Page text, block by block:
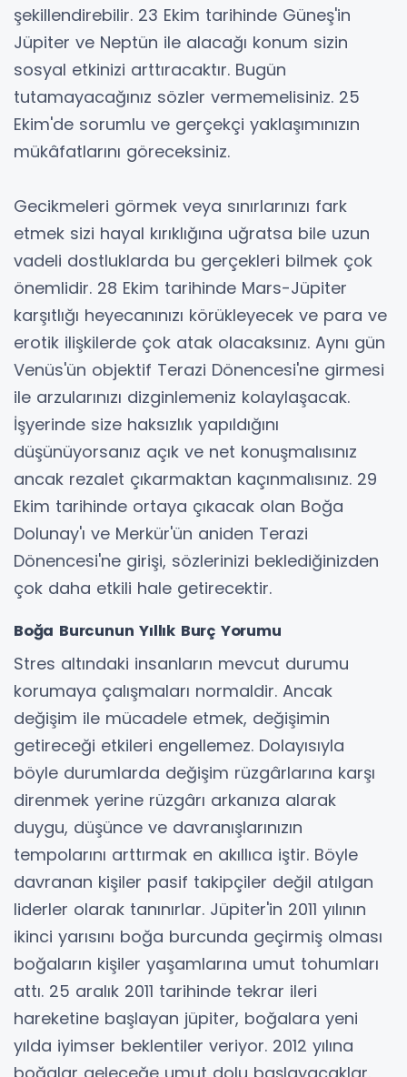
şekillendirebilir. 23 Ekim tarihinde Güneş'in
Jüpiter ve Neptün ile alacağı konum sizin
sosyal etkinizi arttıracaktır. Bugün
tutamayacağınız sözler vermemelisiniz. 25
Ekim'de sorumlu ve gerçekçi yaklaşımınızın
mükâfatlarını göreceksiniz.
Gecikmeleri görmek veya sınırlarınızı fark
etmek sizi hayal kırıklığına uğratsa bile uzun
vadeli dostluklarda bu gerçekleri bilmek çok
önemlidir. 28 Ekim tarihinde Mars-Jüpiter
karşıtlığı heyecanınızı körükleyecek ve para ve
erotik ilişkilerde çok atak olacaksınız. Aynı gün
Venüs'ün objektif Terazi Dönencesi'ne girmesi
ile arzularınızı dizginlemeniz kolaylaşacak.
İşyerinde size haksızlık yapıldığını
düşünüyorsanız açık ve net konuşmalısınız
ancak rezalet çıkarmaktan kaçınmalısınız. 29
Ekim tarihinde ortaya çıkacak olan Boğa
Dolunay'ı ve Merkür'ün aniden Terazi
Dönencesi'ne girişi, sözlerinizi beklediğinizden
çok daha etkili hale getirecektir.
Boğa Burcunun Yıllık Burç Yorumu
Stres altındaki insanların mevcut durumu
korumaya çalışmaları normaldir. Ancak
değişim ile mücadele etmek, değişimin
getireceği etkileri engellemez. Dolayısıyla
böyle durumlarda değişim rüzgârlarına karşı
direnmek yerine rüzgârı arkanıza alarak
duygu, düşünce ve davranışlarınızın
tempolarını arttırmak en akıllıca iştir. Böyle
davranan kişiler pasif takipçiler değil atılgan
liderler olarak tanınırlar. Jüpiter'in 2011 yılının
ikinci yarısını boğa burcunda geçirmiş olması
boğaların kişiler yaşamlarına umut tohumları
attı. 25 aralık 2011 tarihinde tekrar ileri
hareketine başlayan jüpiter, boğalara yeni
yılda iyimser beklentiler veriyor. 2012 yılına